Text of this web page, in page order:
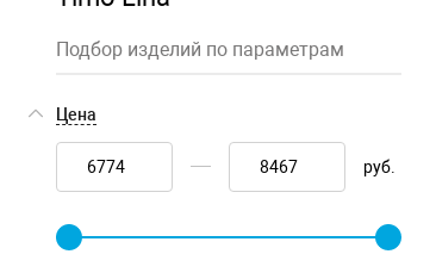
Подбор изделий по параметрам
Цена
руб.